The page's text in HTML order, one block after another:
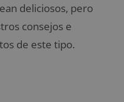
deliciosos, pero
consejos e
de este tipo.